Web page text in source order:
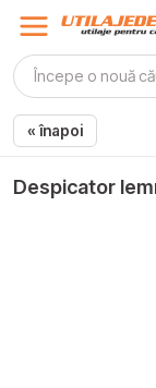
« înapoi
Despicator